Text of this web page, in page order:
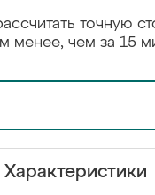
точную
менее, чем за 15
Характеристики